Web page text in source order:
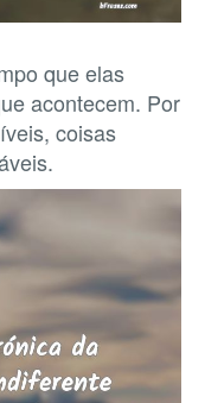
que elas
acontecem. Por
coisas